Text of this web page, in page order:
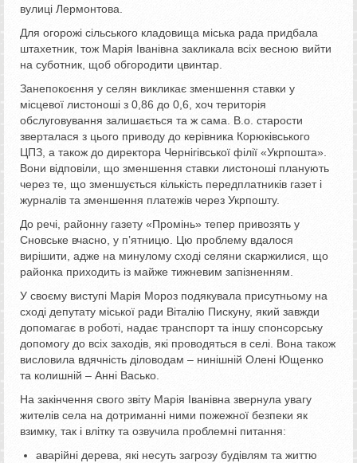
вулиці Лермонтова.
Для огорожі сільського кладовища міська рада придбала
штахетник, тож Марія Іванівна закликала всіх весною вийти
на суботник, щоб обгородити цвинтар.
Занепокоєння у селян викликає зменшення ставки у
місцевої листоноші з 0,86 до 0,6, хоч територія
обслуговування залишається та ж сама. В.о. старости
зверталася з цього приводу до керівника Корюківського
ЦПЗ, а також до директора Чернігівської філії «Укрпошта».
Вони відповіли, що зменшення ставки листоноші планують
через те, що зменшується кількість передплатників газет і
журналів та зменшення платежів через Укрпошту.
До речі, районну газету «Промінь» тепер привозять у
Сновське вчасно, у п’ятницю. Цю проблему вдалося
вирішити, адже на минулому сході селяни скаржилися, що
районка приходить із майже тижневим запізненням.
У своєму виступі Марія Мороз подякувала присутньому на
сході депутату міської ради Віталію Пискуну, який завжди
допомагає в роботі, надає транспорт та іншу спонсорську
допомогу до всіх заходів, які проводяться в селі. Вона також
висловила вдячність діловодам – нинішній Олені Ющенко
та колишній – Анні Васько.
На закінчення свого звіту Марія Іванівна звернула увагу
жителів села на дотриманні ними пожежної безпеки як
взимку, так і влітку та озвучила проблемні питання:
аварійні дерева, які несуть загрозу будівлям та життю